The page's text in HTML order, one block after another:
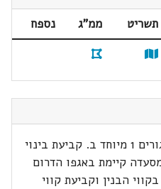
תשריט ממ"ג
נספח
א. שינוי יעוד מדרך לאזור מגורים 1 מיוחד ב. קביעת בינוי
קיימת באגפו הדרום
הבנין וקביעת קווי